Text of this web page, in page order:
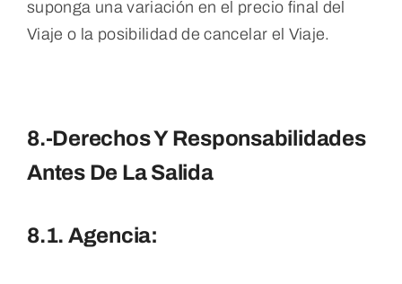
suponga una variación en el precio final del
Viaje o la posibilidad de cancelar el Viaje.
8.-Derechos Y Responsabilidades
Antes De La Salida
8.1. Agencia: